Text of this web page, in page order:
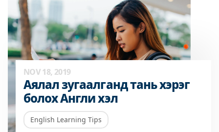
NOV 18, 2019
Аялал зугаалганд тань хэрэг
болох Англи хэл
English Learning Tips